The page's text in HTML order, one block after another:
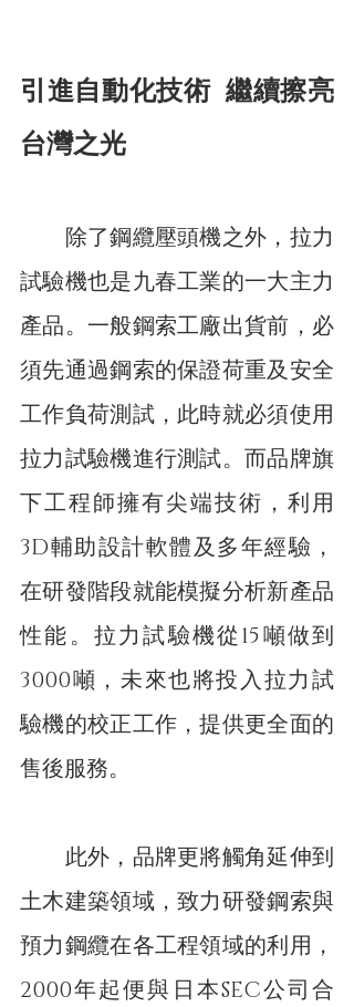
引進自動化技術  繼續擦亮
台灣之光
除了鋼纜壓頭機之外，拉力
試驗機也是九春工業的一大主力
產品。一般鋼索工廠出貨前，必
須先通過鋼索的保證荷重及安全
工作負荷測試，此時就必須使用
拉力試驗機進行測試。而品牌旗
下工程師擁有尖端技術，利用
3D輔助設計軟體及多年經驗，
在研發階段就能模擬分析新產品
性能。拉力試驗機從15噸做到
3000噸，未來也將投入拉力試
驗機的校正工作，提供更全面的
售後服務。
此外，品牌更將觸角延伸到
土木建築領域，致力研發鋼索與
預力鋼纜在各工程領域的利用，
2000年起便與日本SEC公司合